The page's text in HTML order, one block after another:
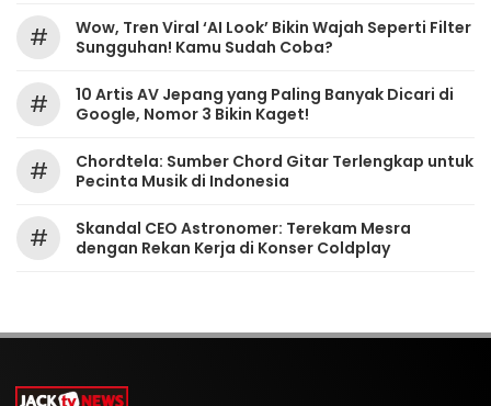
#
Wow, Tren Viral ‘AI Look’ Bikin Wajah Seperti Filter
Sungguhan! Kamu Sudah Coba?
#
10 Artis AV Jepang yang Paling Banyak Dicari di
Google, Nomor 3 Bikin Kaget!
#
Chordtela: Sumber Chord Gitar Terlengkap untuk
Pecinta Musik di Indonesia
#
Skandal CEO Astronomer: Terekam Mesra
dengan Rekan Kerja di Konser Coldplay